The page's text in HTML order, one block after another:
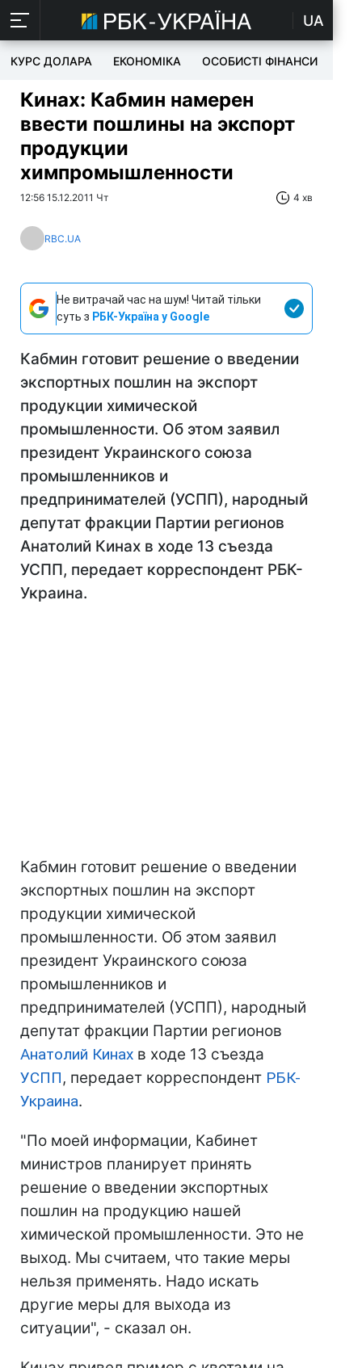
UA
КУРС ДОЛАРА ЕКОНОМІКА ОСОБИСТІ ФІНАНСИ
Кинах: Кабмин намерен
ввести пошлины на экспорт
продукции
химпромышленности
12:56 15.12.2011 Чт 4 хв
RBC.UA
Не витрачай час на шум! Читай тільки
суть з РБК-Україна у Google
Кабмин готовит решение о введении
экспортных пошлин на экспорт
продукции химической
промышленности. Об этом заявил
президент Украинского союза
промышленников и
предпринимателей (УСПП), народный
депутат фракции Партии регионов
Анатолий Кинах в ходе 13 съезда
УСПП, передает корреспондент РБК-
Украина.
Кабмин готовит решение о введении
экспортных пошлин на экспорт
продукции химической
промышленности. Об этом заявил
президент Украинского союза
промышленников и
предпринимателей (УСПП), народный
депутат фракции Партии регионов
Анатолий Кинах в ходе 13 съезда
УСПП, передает корреспондент РБК-
Украина.
"По моей информации, Кабинет
министров планирует принять
решение о введении экспортных
пошлин на продукцию нашей
химической промышленности. Это не
выход. Мы считаем, что такие меры
нельзя применять. Надо искать
другие меры для выхода из
ситуации", - сказал он.